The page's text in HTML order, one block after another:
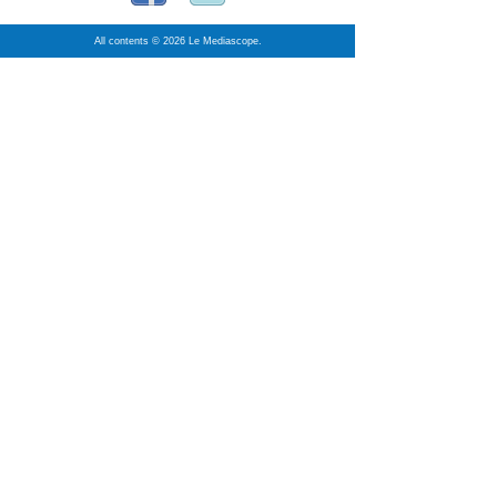
All contents © 2026 Le Mediascope.